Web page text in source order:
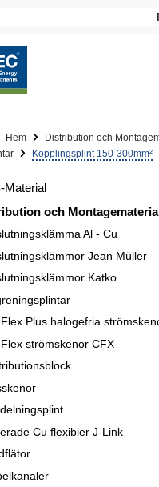
Hem
Distribution och
Kopplingsplint 150-300mm²
Material
och
Al - Cu
Jean Müller
Katko
Plus halogefria
strömskenor CFX
Cu flexibler J-Link